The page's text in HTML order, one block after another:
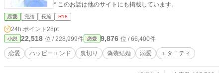
* このお話は他のサイトにも掲載しています。
恋愛 完結 長編 R18
24h.ポイント 28pt
小説 22,518 位 / 228,999件 恋愛 9,876 位 / 66,400件
恋愛 ハッピーエンド 裏切り 偽装結婚 溺愛 エタニティ